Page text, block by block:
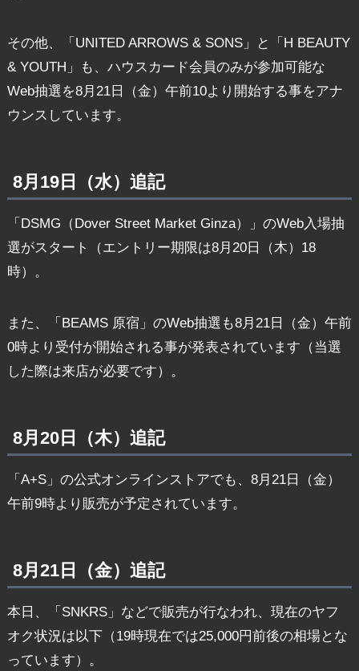
その他、「UNITED ARROWS & SONS」と「H BEAUTY
& YOUTH」も、ハウスカード会員のみが参加可能な
Web抽選を8月21日（金）午前10より開始する事をアナ
ウンスしています。
8月19日（水）追記
「DSMG（Dover Street Market Ginza）」のWeb入場抽
選がスタート（エントリー期限は8月20日（木）18
時）。
また、「BEAMS 原宿」のWeb抽選も8月21日（金）午前
0時より受付が開始される事が発表されています（当選
した際は来店が必要です）。
8月20日（木）追記
「A+S」の公式オンラインストアでも、8月21日（金）
午前9時より販売が予定されています。
8月21日（金）追記
本日、「SNKRS」などで販売が行なわれ、現在のヤフ
オク状況は以下（19時現在では25,000円前後の相場とな
っています）。